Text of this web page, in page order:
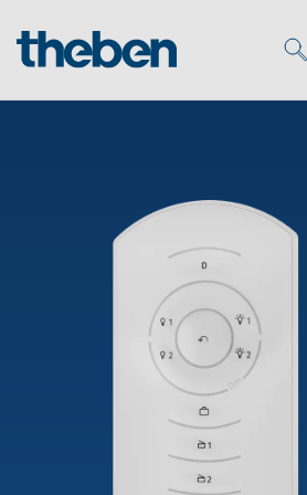
Energy Manager
Smart Home
Präsenzmelder &
OEM-Lösungen
Ansprechpartner OEM
OEM-Referenzen
Zeit- und Lichtsteuerung
DALI-2 Lichtsteuerung